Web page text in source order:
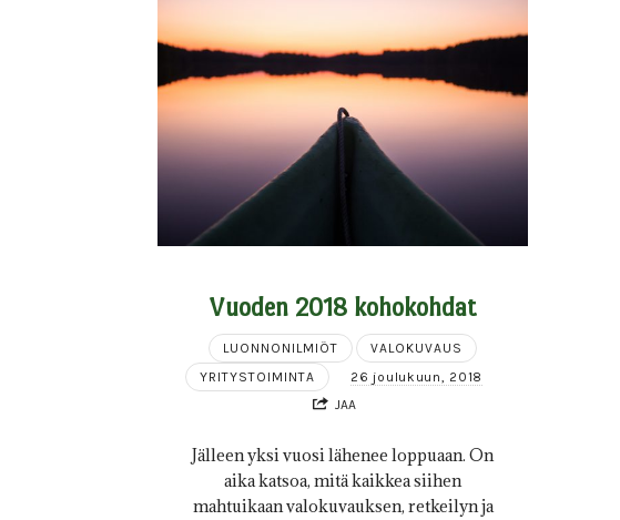
Vuoden 2018 kohokohdat
LUONNONILMIÖT
VALOKUVAUS
YRITYSTOIMINTA
26 joulukuun, 2018
JAA
Jälleen yksi vuosi lähenee loppuaan. On
aika katsoa, mitä kaikkea siihen
mahtuikaan valokuvauksen, retkeilyn ja